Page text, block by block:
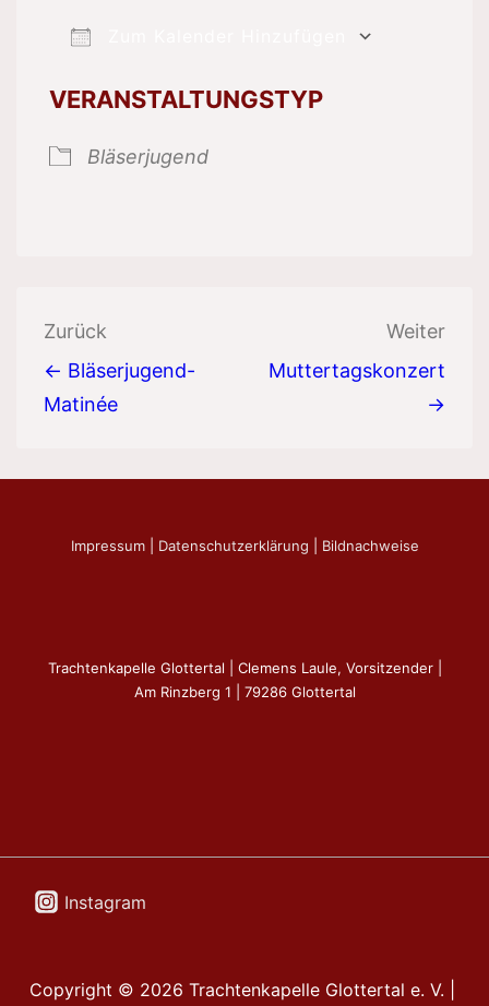
VERANSTALTUNGSTYP
Bläserjugend
Beitragsnavigation
Zurück
← Bläserjugend-
Matinée
Weiter
Muttertagskonzert
→
Impressum| Datenschutzerklärung Bildnachweise
Trachtenkapelle Glottertal | Clemens Laule, Vorsitzender |
Am Rinzberg 1 | 79286 Glottertal
Instagram
Copyright © 2026 Trachtenkapelle Glottertal e. V.